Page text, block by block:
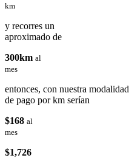
km
y recorres un
aproximado de
300km al
mes
entonces, con nuestra modalidad
de pago por km serían
$168 al
mes
$1,726